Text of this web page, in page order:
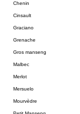
Chenin
Cinsault
Graciano
Grenache
Gros manseng
Malbec
Merlot
Mersuelo
Mourvèdre